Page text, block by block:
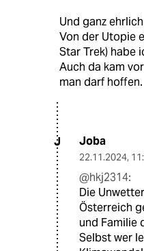
Und ganz
Von der Utopie
Star Trek) habe
Auch da kam
man darf hoffen.
J Joba
22.11.2024,
@hkj2314:
Die
Österreich
und Familie
Selbst wer